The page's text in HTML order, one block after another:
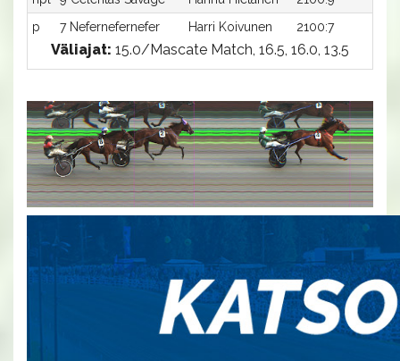
p
7 Nefernefernefer Harri Koivunen 2100:7
Väliajat: 15.0/Mascate Match, 16.5, 16.0, 13.5